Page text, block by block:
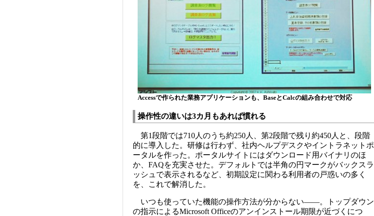
Accessで作られた業務アプリケーションも、BaseとCalcの組み合わせで対応
操作性の違いは3カ月もあれば慣れる
第1段階では710人のうち約250人、第2段階で残り約450人と、段階
的に導入した。研修は行わず、社内ヘルプデスクやイントラネットポ
ータルを作った。ポータルサイトにはダウンロード用バイナリのほ
か、FAQを充実させた。デフォルトでは半角の円マークがバックスラ
ッシュで表示されるなど、初期設定に関わる利用者の戸惑いの多く
を、これで解消した。
いつも使っていた機能の操作方法が分からない――。トップダウン
の指示によるMicrosoft Officeのアンインストール期限が近づくにつ